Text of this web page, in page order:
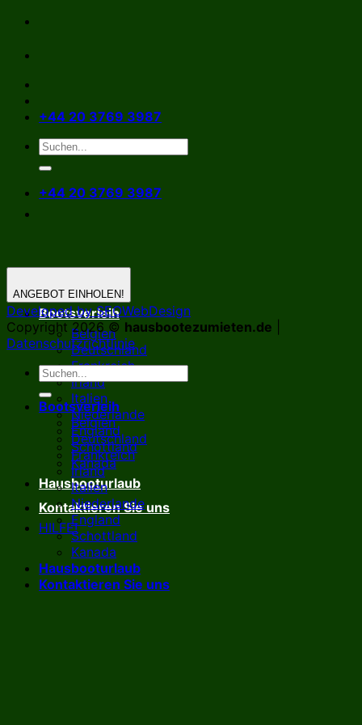
Zum
springen
+44 20 3769 3987
+44 20 3769 3987
Bootsverleih
Belgien
Deutschland
Frankreich
Irland
Italien
Niederlande
England
Schottland
Kanada
Hausbooturlaub
Kontaktieren Sie uns
HILFE!
ANGEBOT EINHOLEN!
Developed by SEOWebDesign
Copyright 2026 © hausbootezumieten.de
Datenschutzrichtlinie
Bootsverleih
Belgien
Deutschland
Frankreich
Irland
Italien
Niederlande
England
Schottland
Kanada
Hausbooturlaub
Kontaktieren Sie uns